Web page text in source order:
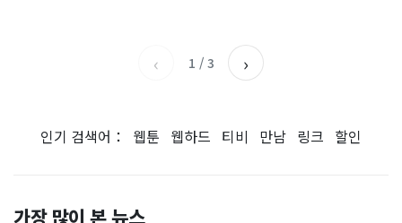
‹ 1 / 3 ›
인기 검색어： 웹툰 웹하드 티비 만남 링크 할인
가장 많이 본 뉴스